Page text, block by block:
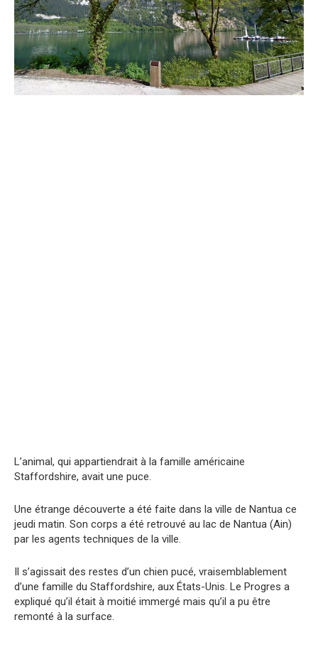
L’animal, qui appartiendrait à la famille américaine
Staffordshire, avait une puce.
Une étrange découverte a été faite dans la ville de Nantua ce
jeudi matin. Son corps a été retrouvé au lac de Nantua (Ain)
par les agents techniques de la ville.
Il s’agissait des restes d’un chien pucé, vraisemblablement
d’une famille du Staffordshire, aux États-Unis. Le Progres a
expliqué qu’il était à moitié immergé mais qu’il a pu être
remonté à la surface.